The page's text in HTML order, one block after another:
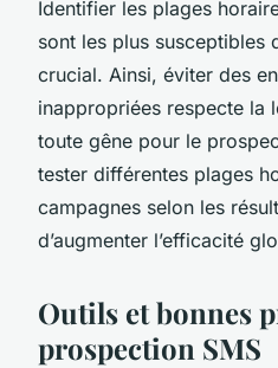
Identifier les plages
sont les plus susceptibles
crucial. Ainsi, éviter des
inappropriées respecte la
toute gêne pour le
tester différentes plages
campagnes selon les
d’augmenter l’efficacité
Outils et bonnes
prospection SMS